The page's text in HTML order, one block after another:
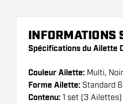
INFORMATIONS
Spécifications du Ailette
Couleur Ailette: Multi, Noir
Forme Ailette: Standard 6
Contenu: 1 set (3 Ailettes)